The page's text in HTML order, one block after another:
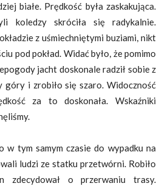
białe. Prędkość była zaskakująca.
koledzy skróciła się radykalnie.
z uśmiechniętymi buziami, nikt
pod pokład. Widać było, że pomimo
jacht doskonale radził sobie z
góry i zrobiło się szaro. Widoczność
za to doskonała. Wskaźniki
w tym samym czasie do wypadku na
ludzi ze statku przetwórni. Robiło
o przerwaniu trasy.